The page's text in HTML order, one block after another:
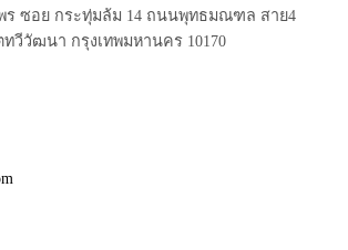
ร ซอย กระทุ่มล้ม 14 ถนนพุทธมณฑล สาย4
วีวัฒนา กรุงเทพมหานคร 10170